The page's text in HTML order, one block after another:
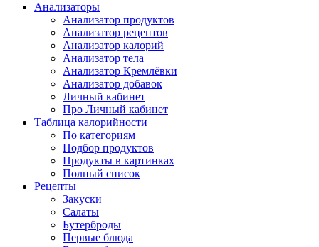
Анализаторы
Анализатор продуктов
Анализатор рецептов
Анализатор калорий
Анализатор тела
Анализатор Кремлёвки
Анализатор добавок
Личный кабинет
Про Личный кабинет
Таблица калорийности
По категориям
Подбор продуктов
Продукты в картинках
Полный список
Рецепты
Закуски
Салаты
Бутерброды
Первые блюда